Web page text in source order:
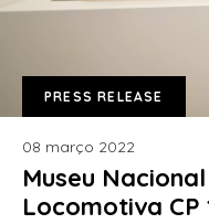
PRESS RELEASE
08 março 2022
Museu
Locomotiva CP